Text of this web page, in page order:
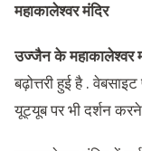
महाकालेश्वर मंदिर
उज्जैन के महाकालेश्वर
बढ़ोत्तरी हुई है .
यूट्यूब पर भी दर्शन